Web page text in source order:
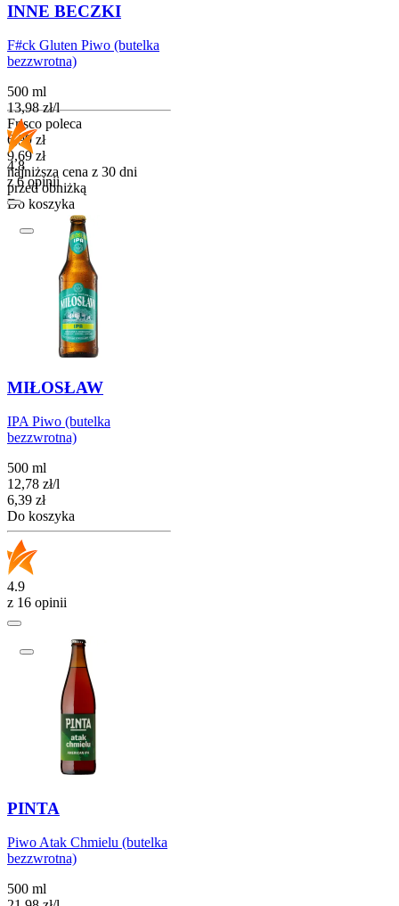
INNE BECZKI
F#ck Gluten Piwo (butelka
bezzwrotna)
500 ml
13,98 zł/l
Frisco poleca
Cena promocyjna
6,99 zł
9,69 zł
najniższa cena z 30 dni
przed obniżką
Do koszyka
4.8
z 6 opinii
MIŁOSŁAW
IPA Piwo (butelka
bezzwrotna)
500 ml
12,78 zł/l
Cena
6,39 zł
Do koszyka
4.9
z 16 opinii
PINTA
Piwo Atak Chmielu (butelka
bezzwrotna)
500 ml